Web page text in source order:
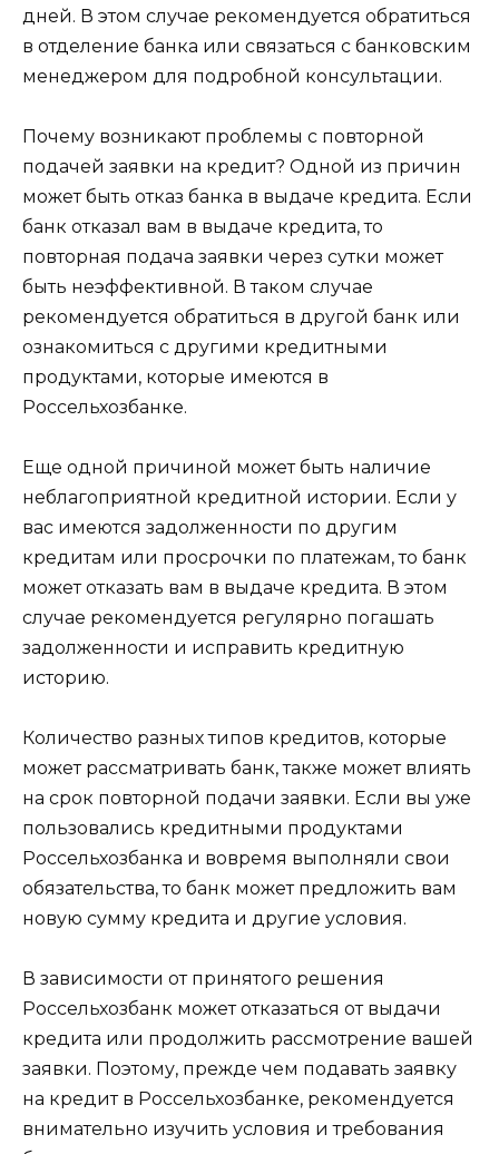
дней. В этом случае рекомендуется обратиться
в отделение банка или связаться с банковским
менеджером для подробной консультации.
Почему возникают проблемы с повторной
подачей заявки на кредит? Одной из причин
может быть отказ банка в выдаче кредита. Если
банк отказал вам в выдаче кредита, то
повторная подача заявки через сутки может
быть неэффективной. В таком случае
рекомендуется обратиться в другой банк или
ознакомиться с другими кредитными
продуктами, которые имеются в
Россельхозбанке.
Еще одной причиной может быть наличие
неблагоприятной кредитной истории. Если у
вас имеются задолженности по другим
кредитам или просрочки по платежам, то банк
может отказать вам в выдаче кредита. В этом
случае рекомендуется регулярно погашать
задолженности и исправить кредитную
историю.
Количество разных типов кредитов, которые
может рассматривать банк, также может влиять
на срок повторной подачи заявки. Если вы уже
пользовались кредитными продуктами
Россельхозбанка и вовремя выполняли свои
обязательства, то банк может предложить вам
новую сумму кредита и другие условия.
В зависимости от принятого решения
Россельхозбанк может отказаться от выдачи
кредита или продолжить рассмотрение вашей
заявки. Поэтому, прежде чем подавать заявку
на кредит в Россельхозбанке, рекомендуется
внимательно изучить условия и требования